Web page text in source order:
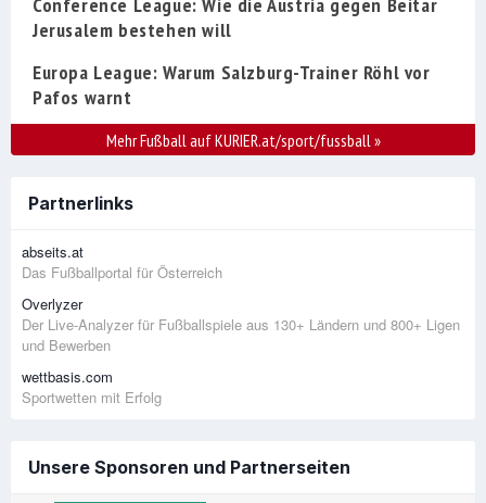
Conference League: Wie die Austria gegen Beitar
Jerusalem bestehen will
Europa League: Warum Salzburg-Trainer Röhl vor
Pafos warnt
Mehr Fußball auf KURIER.at/sport/fussball»
Partnerlinks
abseits.at
Das Fußballportal für Österreich
Overlyzer
Der Live-Analyzer für Fußballspiele aus 130+ Ländern und 800+ Ligen
und Bewerben
wettbasis.com
Sportwetten mit Erfolg
Unsere Sponsoren und Partnerseiten